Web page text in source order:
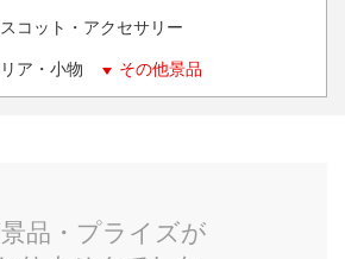
コット・アクセサリー
ア・小物 その他景品